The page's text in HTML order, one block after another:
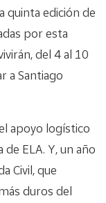
quinta edición de
por esta
del 4 al 10
a Santiago
apoyo logístico
ELA. Y, un año
Civil, que
duros del